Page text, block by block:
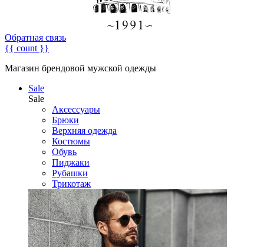
Обратная связь
{{ count }}
Магазин брендовой мужской одежды
Sale
Sale
Аксессуары
Брюки
Верхняя одежда
Костюмы
Обувь
Пиджаки
Рубашки
Трикотаж